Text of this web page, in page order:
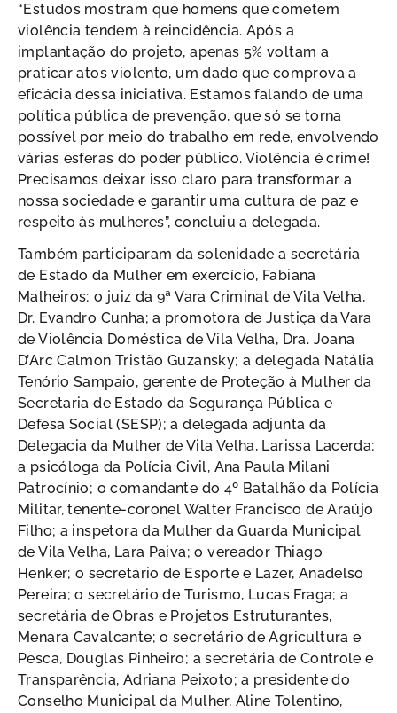
“Estudos mostram que homens que cometem
violência tendem à reincidência. Após a
implantação do projeto, apenas 5% voltam a
praticar atos violento, um dado que comprova a
eficácia dessa iniciativa. Estamos falando de uma
política pública de prevenção, que só se torna
possível por meio do trabalho em rede, envolvendo
várias esferas do poder público. Violência é crime!
Precisamos deixar isso claro para transformar a
nossa sociedade e garantir uma cultura de paz e
respeito às mulheres”, concluiu a delegada.
Também participaram da solenidade a secretária
de Estado da Mulher em exercício, Fabiana
Malheiros; o juiz da 9ª Vara Criminal de Vila Velha,
Dr. Evandro Cunha; a promotora de Justiça da Vara
de Violência Doméstica de Vila Velha, Dra. Joana
D’Arc Calmon Tristão Guzansky; a delegada Natália
Tenório Sampaio, gerente de Proteção à Mulher da
Secretaria de Estado da Segurança Pública e
Defesa Social (SESP); a delegada adjunta da
Delegacia da Mulher de Vila Velha, Larissa Lacerda;
a psicóloga da Polícia Civil, Ana Paula Milani
Patrocínio; o comandante do 4º Batalhão da Polícia
Militar, tenente-coronel Walter Francisco de Araújo
Filho; a inspetora da Mulher da Guarda Municipal
de Vila Velha, Lara Paiva; o vereador Thiago
Henker; o secretário de Esporte e Lazer, Anadelso
Pereira; o secretário de Turismo, Lucas Fraga; a
secretária de Obras e Projetos Estruturantes,
Menara Cavalcante; o secretário de Agricultura e
Pesca, Douglas Pinheiro; a secretária de Controle e
Transparência, Adriana Peixoto; a presidente do
Conselho Municipal da Mulher, Aline Tolentino,